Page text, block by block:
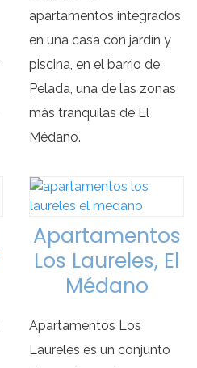
apartamentos integrados
en una casa con jardín y
piscina, en el barrio de
Pelada, una de las zonas
más tranquilas de El
Médano.
Apartamentos
Los Laureles, El
Médano
Apartamentos Los
Laureles es un conjunto